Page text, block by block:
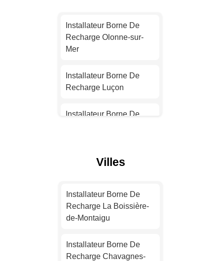
Recharge Nice
Installateur Borne De
Installateur Borne De
Installateur Borne De
Installateur Borne De
Recharge Lille
Installateur Borne De
Recharge Rennes
Installateur Borne De
Recharge Olonne-sur-
Mer
Installateur Borne De
Recharge Luçon
Installateur Borne De
Installateur Borne De
Installateur Borne De
Villes
Installateur Borne De
Recharge La Boissière-
de-Montaigu
Installateur Borne De
Recharge Chavagnes-